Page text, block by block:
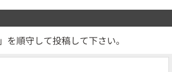
」を順守して投稿して下さい。